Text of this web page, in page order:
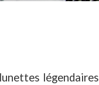
légendaires